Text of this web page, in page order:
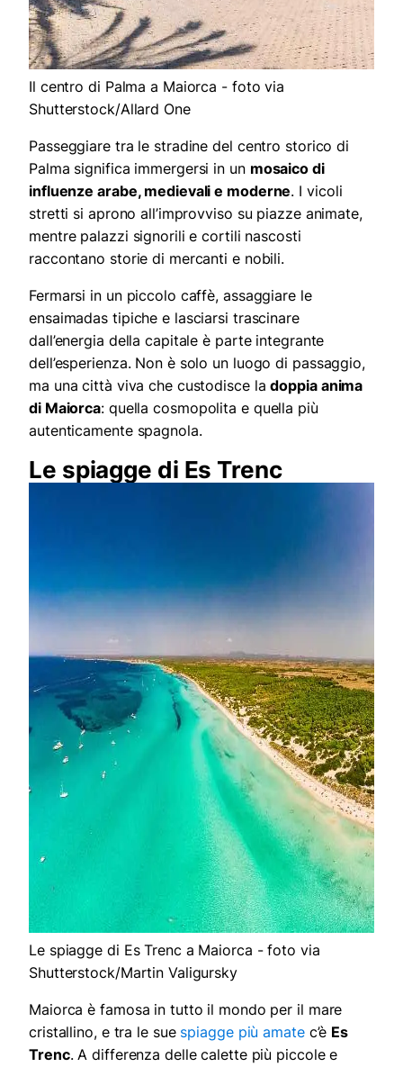
Il centro di Palma a Maiorca - foto via
Shutterstock/Allard One
Passeggiare tra le stradine del centro storico di
Palma significa immergersi in un mosaico di
influenze arabe, medievali e moderne. I vicoli
stretti si aprono all’improvviso su piazze animate,
mentre palazzi signorili e cortili nascosti
raccontano storie di mercanti e nobili.
Fermarsi in un piccolo caffè, assaggiare le
ensaimadas tipiche e lasciarsi trascinare
dall’energia della capitale è parte integrante
dell’esperienza. Non è solo un luogo di passaggio,
ma una città viva che custodisce ladoppia anima
di Maiorca: quella cosmopolita e quella più
autenticamente spagnola.
Le spiagge di Es Trenc
Le spiagge di Es Trenc a Maiorca - foto via
Shutterstock/Martin Valigursky
Maiorca è famosa in tutto il mondo per il mare
cristallino, e tra le suespiagge più amatec’è Es
Trenc. A differenza delle calette più piccole e